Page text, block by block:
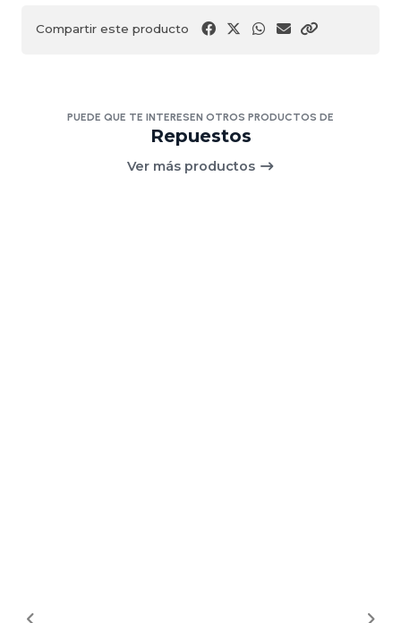
Compartir este producto
PUEDE QUE TE INTERESEN OTROS PRODUCTOS DE
Repuestos
Ver más productos